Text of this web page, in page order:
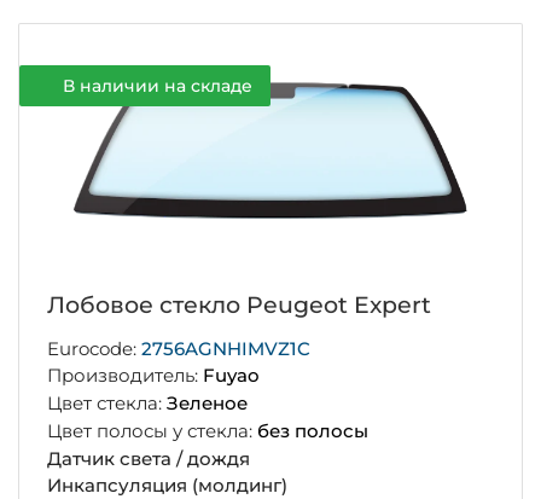
В наличии на складе
Лобовое стекло Peugeot Expert
Eurocode: 2756AGNHIMVZ1C
Производитель: Fuyao
Цвет стекла: Зеленое
Цвет полосы у стекла: без полосы
Датчик света / дождя
Инкапсуляция (молдинг)